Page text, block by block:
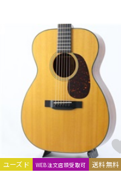
ユーズド WEB注文店頭受取可 送料無料